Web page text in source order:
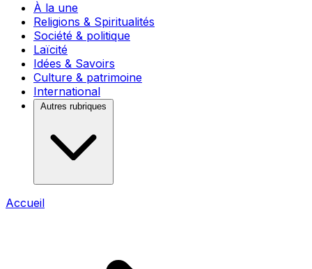
À la une
Religions & Spiritualités
Société & politique
Laïcité
Idées & Savoirs
Culture & patrimoine
International
Autres rubriques
Accueil